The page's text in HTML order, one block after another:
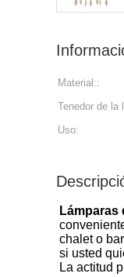
Material::
Tenedor de la
Uso:
Lámparas
chalet o
si usted
La actitud